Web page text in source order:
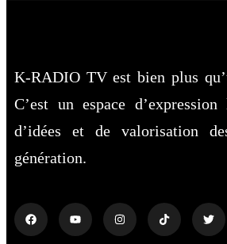
K-RADIO TV est bien plus
C’est un espace
d’idées et de valorisation
génération.